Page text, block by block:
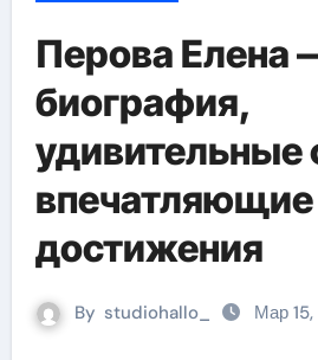
Перова Елена
биография,
удивительные
впечатляющие
достижения
By studiohallo_ Мар